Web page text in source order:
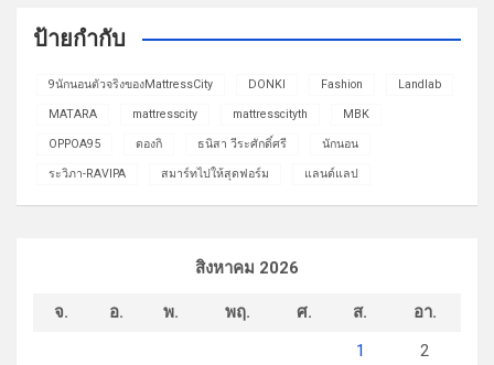
ป้ายกำกับ
9นักนอนตัวจริงของMattressCity DONKI Fashion Landlab
MATARA mattresscity mattresscityth MBK
OPPOA95 ดองกิ ธนิสา วีระศักดิ์ศรี นักนอน
ระวิภา-RAVIPA สมาร์ทไปให้สุดฟอร์ม แลนด์แลป
สิงหาคม 2026
จ. อ. พ. พฤ. ศ. ส.
อา.
1
2